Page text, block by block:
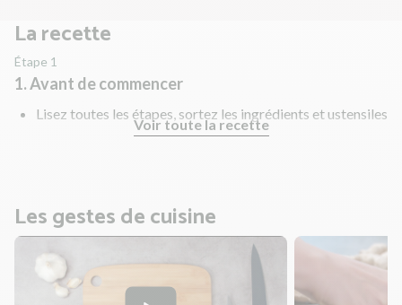
La recette
Étape 1
1. Avant de commencer
Lisez toutes les étapes, sortez les ingrédients et ustensiles
nécessaires et rincez les fruits et légumes !
Voir toute la recette
Les gestes de cuisine